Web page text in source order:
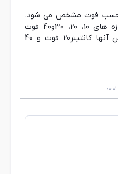
برحسب فوت مشخص می شود.
کانتینرها دارای اندازه های 10، 20، 30و40 فوت
هستند که رایج ترین آنها کانتینر20 فوت و 40